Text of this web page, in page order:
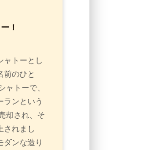
！
ャトーとし
前のひと
ャトーで、
ランという
却され、そ
されまし
ダンな造り